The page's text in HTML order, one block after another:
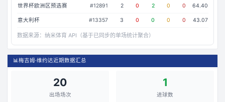
世界杯欧洲区预选赛 #12891 2 0 2 0 0 64.40
意大利杯 #13357 3 0 0 0 0 43.07
数据来源： 纳米体育 API（基于已同步的单场统计聚合）
📊梅吉姆·维约达近期数据汇总
20
出场场次
1
进球数